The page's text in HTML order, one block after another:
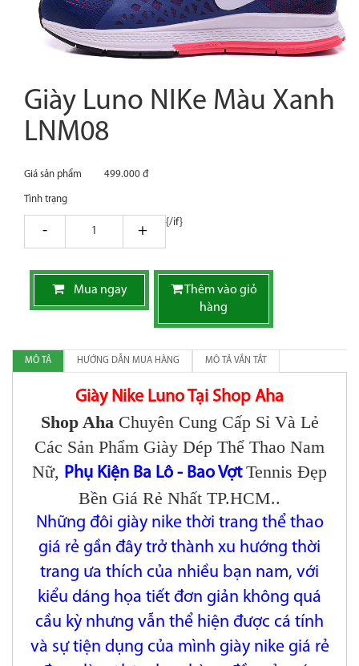
Giày Luno NIKe Màu Xanh
LNM08
Giá sản phẩm 499.000 đ
Tình trạng
giam tang
{/if}
Mua ngay
Thêm vào giỏ
hàng
MÔ TẢ HƯỚNG DẪN MUA HÀNG MÔ TẢ VẮN TẮT
Giày Nike Luno Tại Shop Aha
Shop Aha Chuyên Cung Cấp Sỉ Và Lẻ
Các Sản Phẩm Giày Dép Thể Thao Nam
Nữ, Phụ Kiện Ba Lô - Bao VợtTennis Đẹp
Bền Giá Rẻ Nhất TP.HCM..
Những đôi giày nike thời trang thể thao
giá rẻ gần đây trở thành xu hướng thời
trang ưa thích của nhiều bạn nam, với
kiểu dáng họa tiết đơn giản không quá
cầu kỳ nhưng vẫn thể hiện được cá tính
và sự tiện dụng của mình giày nike giá rẻ